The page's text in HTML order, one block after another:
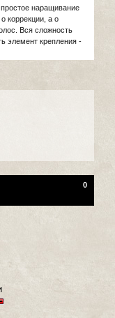
наращивание
коррекции, а о
Вся сложность
элемент крепления -
0